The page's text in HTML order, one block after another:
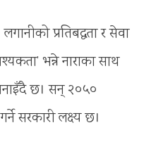
प्रतिबद्धता र सेवा
भन्ने नाराका साथ
छ। सन् २०५०
सरकारी लक्ष्य छ।